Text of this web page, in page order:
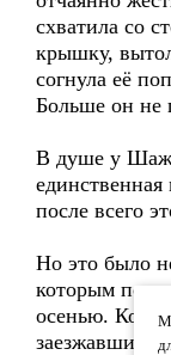
схватила со
крышку,
согнула её
Больше он не
В душе у
после всего
Но это было
которым
осенью.
заезжавший к